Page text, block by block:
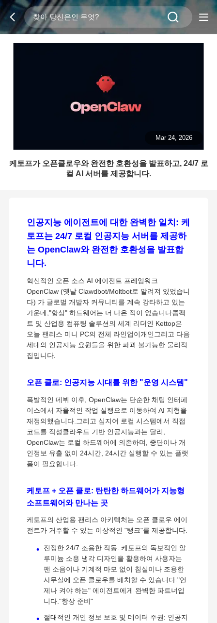
Mar 24, 2026
케토프가 오픈클로우와 완전한 호환성을 발표하고, 24/7 로
컬 AI 서버를 제공합니다.
인공지능 에이전트에 대한 완벽한 일치: 케
토프는 24/7 로컬 인공지능 서버를 제공하
는 OpenClaw와 완전한 호환성을 발표합
니다.
혁신적인 오픈 소스 AI 에이전트 프레임워크
OpenClaw (옛날 Clawdbot/Moltbot로 알려져 있었습니
다) 가 글로벌 개발자 커뮤니티를 계속 강타하고 있는
가운데,"항상" 하드웨어는 더 나은 적이 없습니다콤팩
트 및 산업용 컴퓨팅 솔루션의 세계 리더인 Kettop은
오늘 팬리스 미니 PC의 전체 라인업이개인그리고 다음
세대의 인공지능 요원들을 위한 파괴 불가능한 물리적
집입니다.
오픈 클로: 인공지능 시대를 위한 "운영 시스템"
폭발적인 데뷔 이후, OpenClaw는 단순한 채팅 인터페
이스에서 자율적인 작업 실행으로 이동하여 AI 지형을
재정의했습니다.그리고 심지어 로컬 시스템에서 직접
코드를 작성클라우드 기반 인공지능과는 달리,
OpenClaw는 로컬 하드웨어에 의존하며, 중단이나 개
인정보 유출 없이 24시간, 24시간 실행할 수 있는 플랫
폼이 필요합니다.
케토프 + 오픈 클로: 탄탄한 하드웨어가 지능형
소프트웨어와 만나는 곳
케토프의 산업용 팬리스 아키텍처는 오픈 클로우 에이
전트가 거주할 수 있는 이상적인 "탱크"를 제공합니다.
진정한 24/7 조용한 작동: 케토프의 독보적인 알
루미늄 소용 냉각 디자인을 활용하여 사용자는
팬 소음이나 기계적 마모 없이 침실이나 조용한
사무실에 오픈 클로우를 배치할 수 있습니다."언
제나 켜야 하는" 에이전트에게 완벽한 파트너입
니다."항상 준비"
절대적인 개인 정보 보호 및 데이터 주권: 인공지